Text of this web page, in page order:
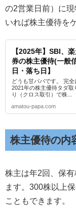
の2営業日前）に
いれば株主優待を
【2025年】SBI、
券の株主優待(一般
日・落ち日】
どうも甘パパです。 完
2021年の株主優待タダ
り（クロス取引）で株...
amatou-papa.com
株主優待の内
株主は年2回、保
ます。300株以上
こともできます。